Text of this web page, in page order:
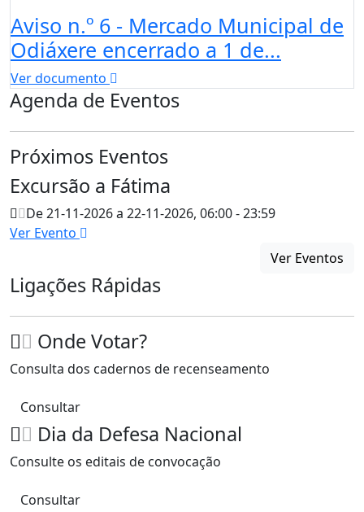
Aviso n.º 6 - Mercado Municipal de
Odiáxere encerrado a 1 de...
Ver documento
Agenda de Eventos
Próximos Eventos
Excursão a Fátima
De 21-11-2026 a 22-11-2026, 06:00 - 23:59
Ver Evento
Ver Eventos
Ligações Rápidas
Onde Votar?
Consulta dos cadernos de recenseamento
Consultar
Dia da Defesa Nacional
Consulte os editais de convocação
Consultar